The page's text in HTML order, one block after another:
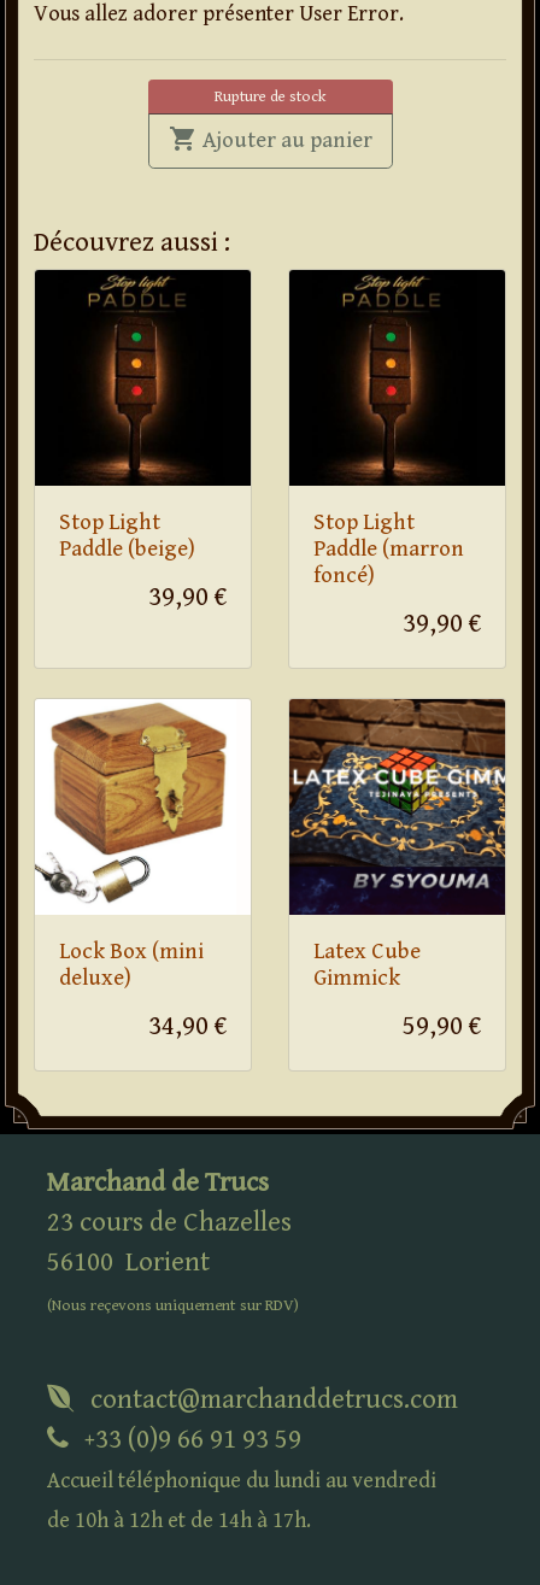
Vous allez adorer présenter User Error.
Rupture de stock
shopping_cart Ajouter au panier' . User Error . '
Découvrez aussi :
Stop Light
Paddle (beige)
39,90 €
Stop Light
Paddle (marron
foncé)
39,90 €
Lock Box (mini
deluxe)
34,90 €
Latex Cube
Gimmick
59,90 €
Marchand de Trucs
23 cours de Chazelles
56100 Lorient
(Nous reçevons uniquement surRDV)
contact@marchanddetrucs.com
+33 (0)9 66 91 93 59
Accueil téléphonique du lundi au vendredi
de 10h à 12h et de 14h à 17h.